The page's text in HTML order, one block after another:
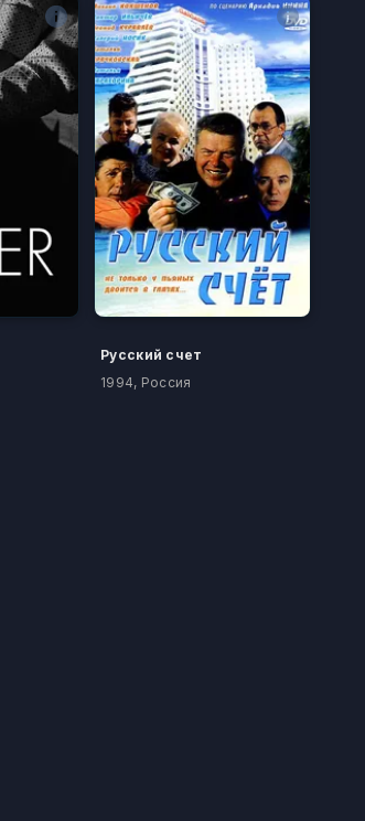
Русский счет
1994, Россия